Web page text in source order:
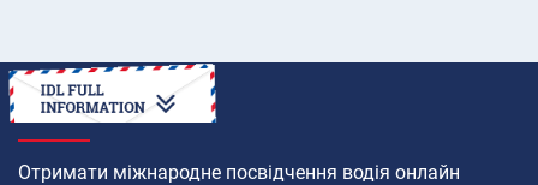
ЯК
Отримати міжнародне посвідчення водія онлайн